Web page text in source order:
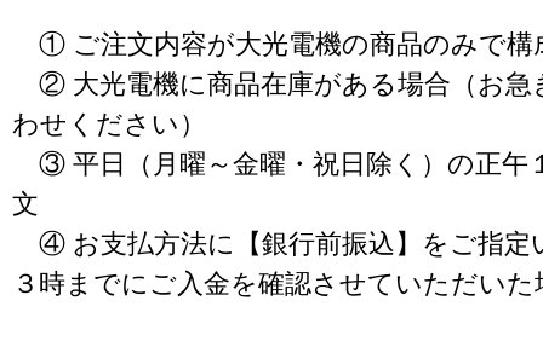
① ご注文内容が大光電機の商品のみで構
② 大光電機に商品在庫がある場合（お急
わせください）
③ 平日（月曜～金曜・祝日除く）の正午
文
④ お支払方法に【銀行前振込】をご指定
３時までにご入金を確認させていただいた